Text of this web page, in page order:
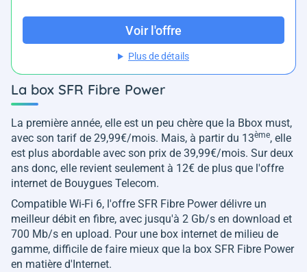
Voir l'offre
Plus de détails
La box SFR Fibre Power
La première année, elle est un peu chère que la Bbox must,
avec son tarif de 29,99€/mois. Mais, à partir du 13ème, elle
est plus abordable avec son prix de 39,99€/mois. Sur deux
ans donc, elle revient seulement à 12€ de plus que l'offre
internet de Bouygues Telecom.
Compatible Wi-Fi 6, l'offre SFR Fibre Power délivre un
meilleur débit en fibre, avec jusqu'à 2 Gb/s en download et
700 Mb/s en upload. Pour une box internet de milieu de
gamme, difficile de faire mieux que la box SFR Fibre Power
en matière d'Internet.